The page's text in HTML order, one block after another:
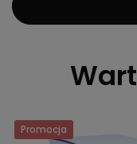
Promocja